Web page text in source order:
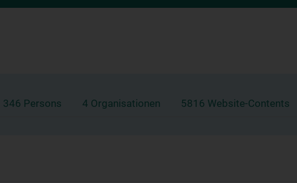
346 Persons 4 Organisationen 5816 Website-Contents